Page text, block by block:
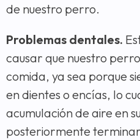
de nuestro perro.
Problemas dentales.
causar que nuestro
comida, ya sea porque
en dientes o encías, lo
acumulación de aire en
posteriormente